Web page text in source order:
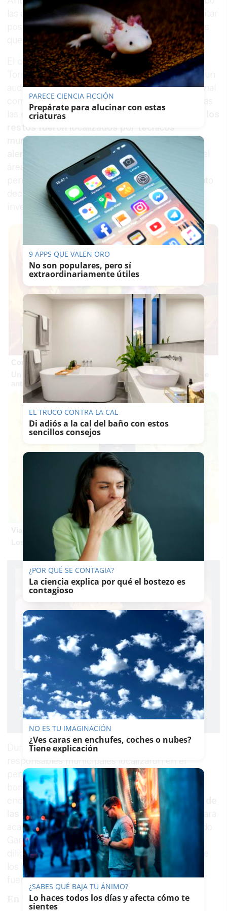
las actuaciones para esclarecer lo ocurrido y evitar
posibles riesgos para la población y los animales
que frecuentan la zona.
El concejal delegado del distrito Este-Alcosa-
Torreblanca, José Luis García, ha explicado, en un
audio remitido aEFE, que tanto la Policía Nacional
como la Policía Local han recibido denuncias tras
las evidencias encontradas. Según ha indicado,
restos fueron localizados por técnicos
municipales y también por un vecino, que
alertaron de la presencia de veneno
área infantil como en la zona destinada a los
perros. Como medida inmediata, el Ayuntamiento
decidió cerrar el parque para llevar a cabo una
investigación.
Corepunk MMORPG
Un verdadero MMORPG de la vieja escuela ¡Cómo los de
antes, pero mejor!
Viaja sin visado
Los pasaportes que más puertas abren ¿está el tuyo?
Cierran un parque infantil y canino en
Sevilla porque encuentran bombones
envenenados en el suelo
J. A. Armario
Durante la inspección del recinto, los
responsables municipales localizaron en el
perímetro "pequeñas chucherías o golosinas y
bombones". En la zona canina, además, se
encontraron "venenos directamente en bolsas de
las que se distribuyen de manera comercial
acabar con diferentes plagas", según ha detallado
García. Estos hallazgos forman parte de las
diligencias abiertas para determinar el origen de
los productos y las circunstancias en las que
fueron depositados en el parque.
En busca del responsable
PARECE CIENCIA FICCIÓN
Prepárate para alucinar con estas
criaturas
9 APPS QUE VALEN ORO
No son populares, pero sí
extraordinariamente útiles
EL TRUCO CONTRA LA CAL
Di adiós a la cal del baño con estos
sencillos consejos
¿POR QUÉ SE CONTAGIA?
La ciencia explica por qué el bostezo es
contagioso
NO ES TU IMAGINACIÓN
¿Ves caras en enchufes, coches o nubes?
Tiene explicación
¿SABES QUÉ BAJA TU ÁNIMO?
Lo haces todos los días y afecta cómo te
sientes